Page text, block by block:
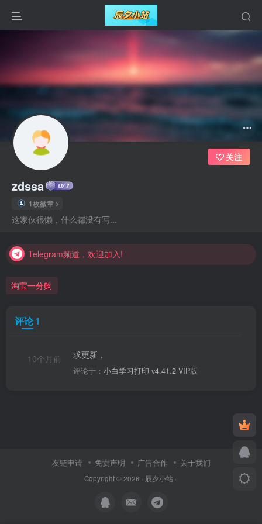
zdssa
1枚徽章
这家伙很懒，什么都没有写...
关注
Telegram频道，欢迎加入!
Telegram频道，欢迎加入!
淘宝一分购
评论1
10个月前 求更新，
评论于： 小白学习打印 v4.41.2 VIP版
友链申请 免责声明 广告合作 关于我们
Copyright © 2026 · 辰夕小站·